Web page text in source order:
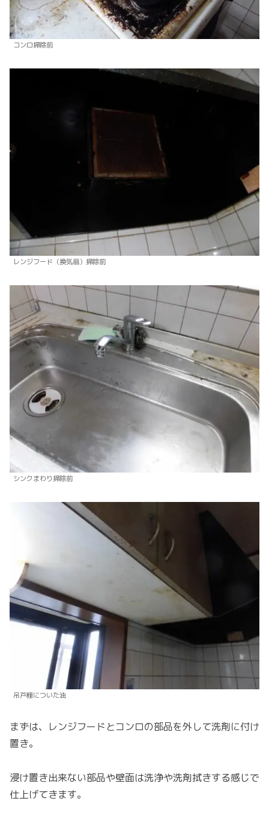
コンロ掃除前
レンジフード（換気扇）掃除前
シンクまわり掃除前
吊戸棚についた油
まずは、レンジフードとコンロの部品を外して洗剤に付け
置き。
浸け置き出来ない部品や壁面は洗浄や洗剤拭きする感じで
仕上げてきます。